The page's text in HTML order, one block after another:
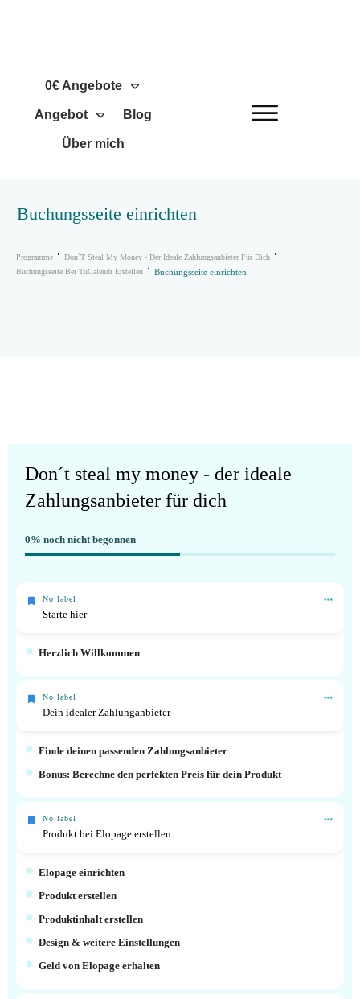
0€ Angebote
Angebot Blog
Über mich
Buchungsseite einrichten
Programme
Don´t Steal My Money - Der Ideale Zahlungsanbieter Für Dich
Buchungsseite Bei TuCalendi Erstellen
Buchungsseite einrichten
Don´t steal my money - der ideale
Zahlungsanbieter für dich
0% noch nicht begonnen
No label
Starte hier
Herzlich Willkommen
No label
Dein idealer Zahlunganbieter
Finde deinen passenden Zahlungsanbieter
Bonus: Berechne den perfekten Preis für dein Produkt
No label
Produkt bei Elopage erstellen
Elopage einrichten
Produkt erstellen
Produktinhalt erstellen
Design & weitere Einstellungen
Geld von Elopage erhalten